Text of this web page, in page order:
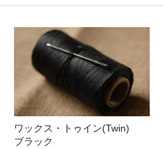
ワックス・トゥイン(Twin)
ブラック